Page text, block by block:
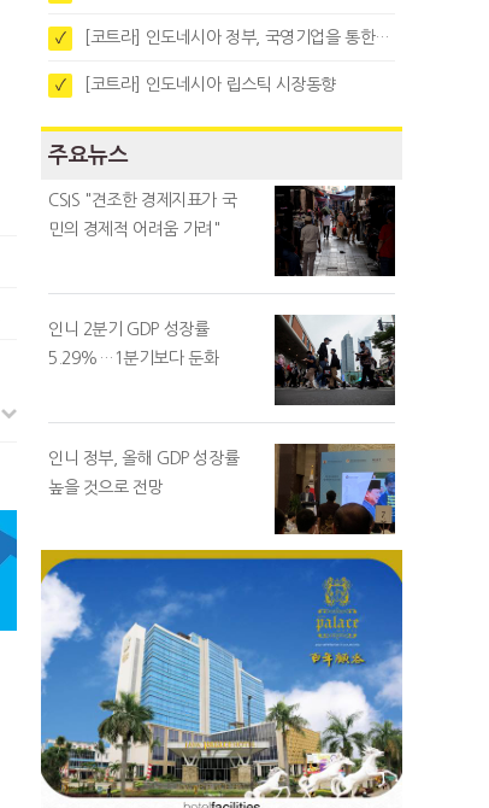
✓ [코트라] 인도네시아 정부, 국영기업을 통한 석탄·팜유·합금철 수출 중앙집중화 추진
✓ [코트라] 인도네시아 립스틱 시장동향
주요뉴스
CSIS "견조한 경제지표가 국
민의 경제적 어려움 가려"
인니 2분기 GDP 성장률
5.29%…1분기보다 둔화
인니 정부, 올해 GDP 성장률
높을 것으로 전망